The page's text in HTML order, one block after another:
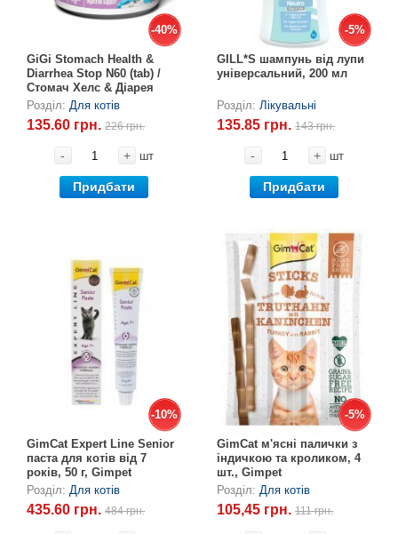
-40%
-40%
GiGi Stomach Health &
Diarrhea Stop N60 (tab) /
Стомач Хелс & Діарея
Стоп N60 (таб)
Розділ: Для котів
135.60 грн.226 грн.
- + шт
Придбати
-5%
-5%
GILL*S шампунь від лупи
універсальний, 200 мл
Розділ: Лікувальні
135.85 грн.143 грн.
- + шт
Придбати
-10%
-10%
GimCat Expert Line Senior
паста для котів від 7
років, 50 г, Gimpet
Розділ: Для котів
435.60 грн.484 грн.
-5%
-5%
GimCat м'ясні палички з
індичкою та кроликом, 4
шт., Gimpet
Розділ: Для котів
105,45 грн.111 грн.